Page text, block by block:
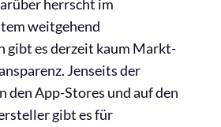
herrscht im
weitgehend
gibt es derzeit kaum Markt-
Jenseits der
den App-Stores und auf den
gibt es für